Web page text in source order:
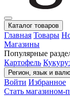
Каталог товаров
Главная Товары
Магазины
Популярные
Картофель
Регион, язык и
Войти Избранное
Стать магазином-